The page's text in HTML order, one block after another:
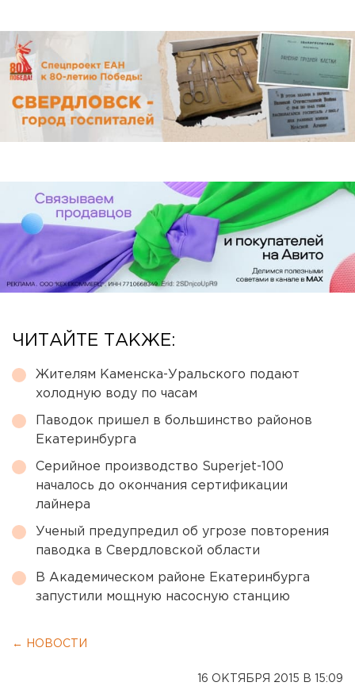
ЧИТАЙТЕ ТАКЖЕ:
Жителям Каменска-Уральского подают
холодную воду по часам
Паводок пришел в большинство районов
Екатеринбурга
Серийное производство Superjet-100
началось до окончания сертификации
лайнера
Ученый предупредил об угрозе повторения
паводка в Свердловской области
В Академическом районе Екатеринбурга
запустили мощную насосную станцию
← НОВОСТИ
16 ОКТЯБРЯ 2015 В 15:09